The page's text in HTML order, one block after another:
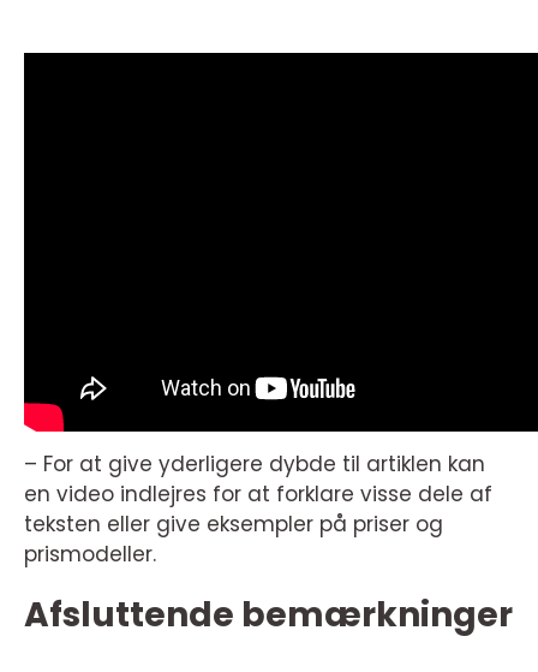
– For at give yderligere dybde til artiklen kan
en video indlejres for at forklare visse dele af
teksten eller give eksempler på priser og
prismodeller.
Afsluttende bemærkninger